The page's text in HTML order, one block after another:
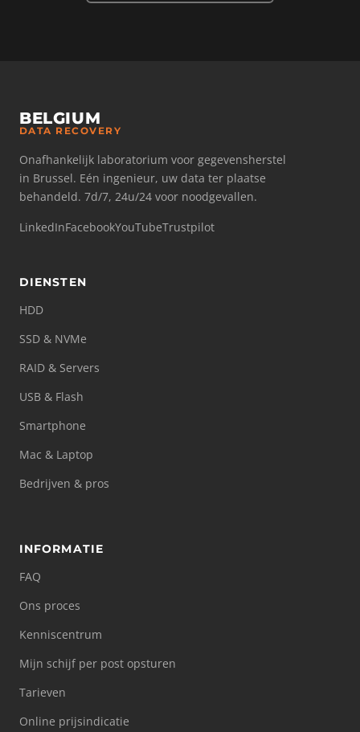
BELGIUM
DATA RECOVERY
Onafhankelijk laboratorium voor gegevensherstel
in Brussel. Eén ingenieur, uw data ter plaatse
behandeld. 7d/7, 24u/24 voor noodgevallen.
LinkedInFacebookYouTubeTrustpilot
DIENSTEN
HDD
SSD & NVMe
RAID & Servers
USB & Flash
Smartphone
Mac & Laptop
Bedrijven & pros
INFORMATIE
FAQ
Ons proces
Kenniscentrum
Mijn schijf per post opsturen
Tarieven
Online prijsindicatie